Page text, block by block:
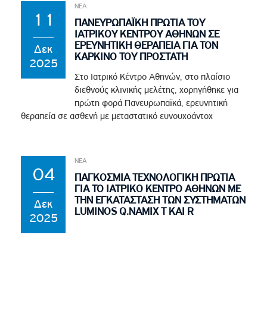
11
Δεκ
2025
ΝΕΑ
ΠΑΝΕΥΡΩΠΑΪΚΗ ΠΡΩΤΙΑ ΤΟΥ
ΙΑΤΡΙΚΟΥ ΚΕΝΤΡΟΥ ΑΘΗΝΩΝ ΣΕ
ΕΡΕΥΝΗΤΙΚΗ ΘΕΡΑΠΕΙΑ ΓΙΑ ΤΟΝ
ΚΑΡΚΙΝΟ ΤΟΥ ΠΡΟΣΤΑΤΗ
Στο Ιατρικό Κέντρο Αθηνών, στο πλαίσιο
διεθνούς κλινικής μελέτης, χορηγήθηκε για
πρώτη φορά Πανευρωπαϊκά, ερευνητική
θεραπεία σε ασθενή με μεταστατικό ευνουχοάντοχ
04
Δεκ
2025
ΝΕΑ
ΠΑΓΚΟΣΜΙΑ ΤΕΧΝΟΛΟΓΙΚΗ ΠΡΩΤΙΑ
ΓΙΑ ΤΟ ΙΑΤΡΙΚΟ ΚΕΝΤΡΟ ΑΘΗΝΩΝ ΜΕ
ΤΗΝ ΕΓΚΑΤΑΣΤΑΣΗ ΤΩΝ ΣΥΣΤΗΜΑΤΩΝ
LUMINOS Q.NAMIX T ΚΑΙ R